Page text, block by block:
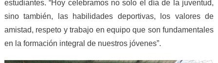
estudiantes. “Hoy celebramos no solo el día de la juventud,
sino también, las habilidades deportivas, los valores de
amistad, respeto y trabajo en equipo que son fundamentales
en la formación integral de nuestros jóvenes”.